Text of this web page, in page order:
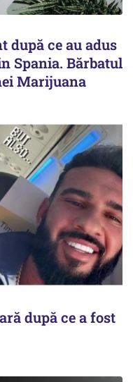
ce au adus
Spania. Bărbatul
Marijuana
după ce a fost